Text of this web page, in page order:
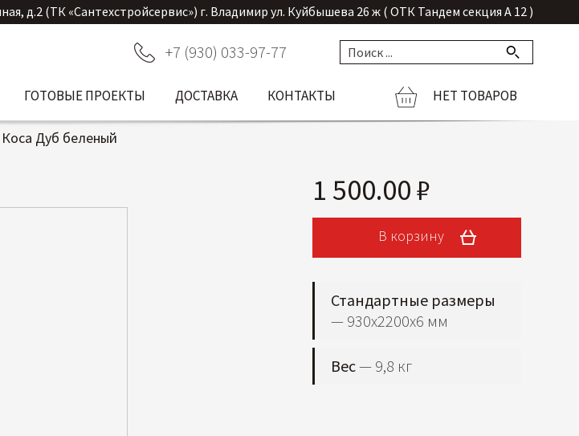
д.2 (ТК «Сантехстройсервис») г. Владимир ул. Куйбышева 26 ж ( ОТК Тандем секция А 12 )
+7 (930) 033-97-77
НЕТ ТОВАРОВ
ГОТОВЫЕ ПРОЕКТЫ ДОСТАВКА КОНТАКТЫ
Коса Дуб беленый
1 500.00 ₽
В корзину
Стандартные размеры
— 930х2200х6 мм
Вес— 9,8 кг